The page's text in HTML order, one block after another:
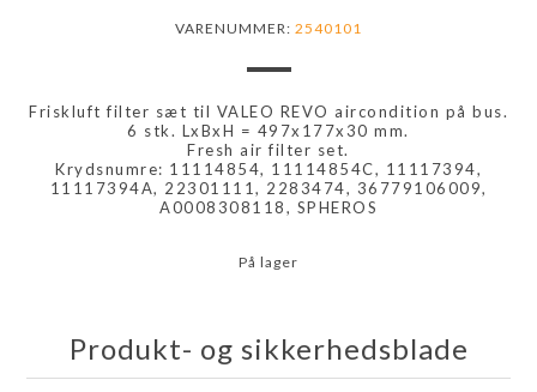
VARENUMMER: 2540101
Friskluft filter sæt til VALEO REVO aircondition på bus.
6 stk. LxBxH = 497x177x30 mm.
Fresh air filter set.
Krydsnumre: 11114854, 11114854C, 11117394,
11117394A, 22301111, 2283474, 36779106009,
A0008308118, SPHEROS
På lager
Produkt- og sikkerhedsblade